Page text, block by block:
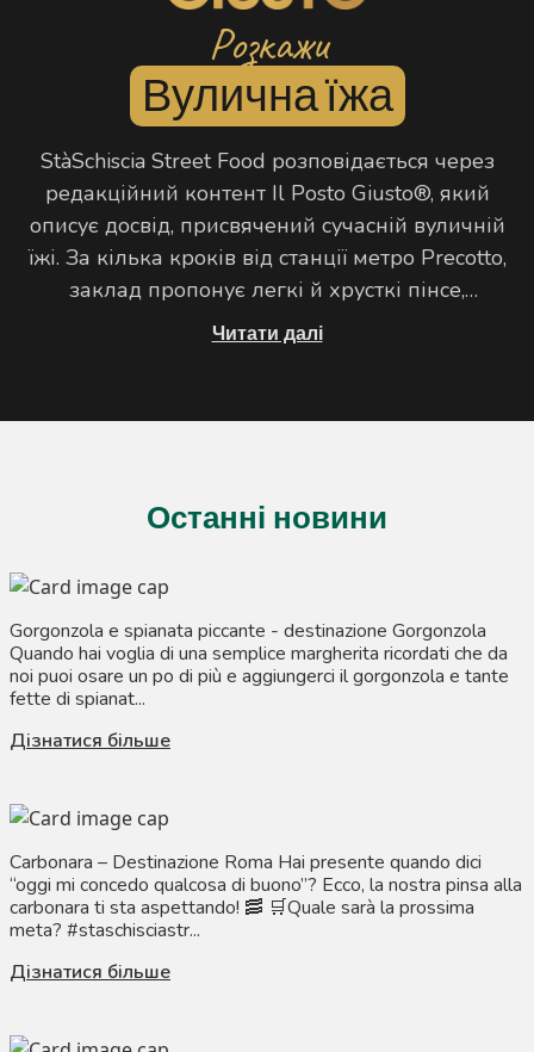
Розкажи
Вулична їжа
StàSchiscia Street Food розповідається через
редакційний контент Il Posto Giusto®, який
описує досвід, присвячений сучасній вуличній
їжі. За кілька кроків від станції метро Precotto,
заклад пропонує легкі й хрусткі пінсе,
супроводжувані креативними finger foods,
динамічне обслуговування сприяють
у міському середовищі Мілана.
Читати далі
Останні новини
Gorgonzola e spianata piccante - destinazione Gorgonzola
Quando hai voglia di una semplice margherita ricordati che da
noi puoi osare un po di più e aggiungerci il gorgonzola e tante
fette di spianat...
Дізнатися більше
Carbonara – Destinazione Roma Hai presente quando dici
“oggi mi concedo qualcosa di buono”? Ecco, la nostra pinsa alla
carbonara ti sta aspettando! 🥓 🛒Quale sarà la prossima
meta? #staschisciastr...
Дізнатися більше